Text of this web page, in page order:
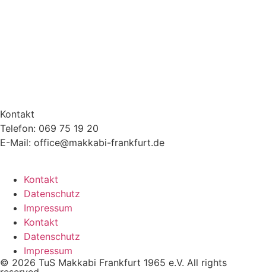
Kontakt
Telefon: 069 75 19 20
E-Mail: office@makkabi-frankfurt.de
Kontakt
Datenschutz
Impressum
Kontakt
Datenschutz
Impressum
© 2026 TuS Makkabi Frankfurt 1965 e.V. All rights